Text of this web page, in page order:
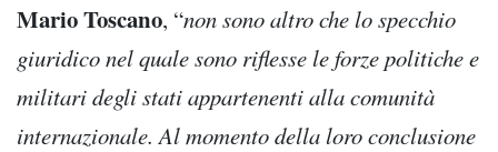
Mario Toscano, “non sono altro che lo specchio
giuridico nel quale sono riflesse le forze politiche e
militari degli stati appartenenti alla comunità
internazionale. Al momento della loro conclusione